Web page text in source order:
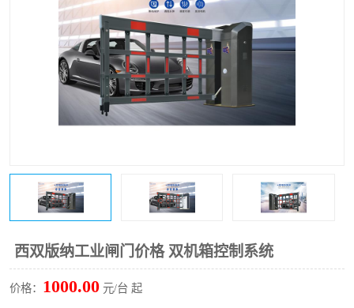
西双版纳工业闸门价格 双机箱控制系统
价格： 1000.00 元/台 起
小门系列 伸缩门